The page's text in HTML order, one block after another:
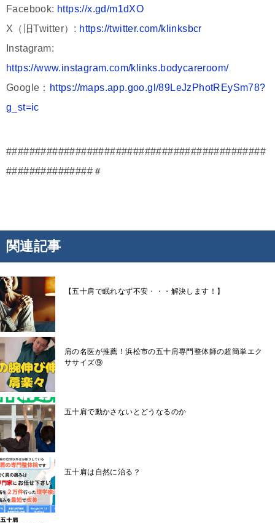
Facebook: https://x.gd/m1dXO
X（旧Twitter）: https://twitter.com/klinksbcr
Instagram:
https://www.instagram.com/klinks.bodycareroom/
Google： https://maps.app.goo.gl/89LeJzPhotREySm78?
g_st=ic
#############################################
###############＃
関連記事
【五十肩で眠れなず不安・・・解決します！】
肩の名医が推薦！浜松市の五十肩専門整体師の超簡単エク
ササイズ⑨
五十肩で動かさないとどうなるのか
五十肩は自然に治る？